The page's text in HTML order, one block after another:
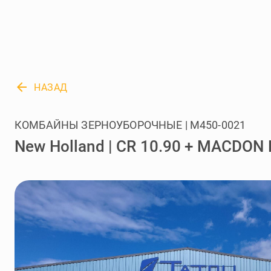
arrow_back НАЗАД
New Holland | CR 10.90 + MACDON
КОМБАЙНЫ ЗЕРНОУБОРОЧНЫЕ | M450-0021